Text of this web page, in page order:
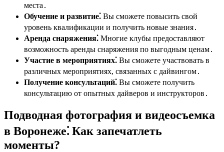
места․
Обучение и развитие⁚ Вы сможете повысить свой
уровень квалификации и получить новые знания․
Аренда снаряжения⁚ Многие клубы предоставляют
возможность аренды снаряжения по выгодным ценам․
Участие в мероприятиях⁚ Вы сможете участвовать в
различных мероприятиях, связанных с дайвингом․
Получение консультаций⁚ Вы сможете получить
консультацию от опытных дайверов и инструкторов․
Подводная фотография и видеосъемка
в Воронеже⁚ Как запечатлеть
моменты?